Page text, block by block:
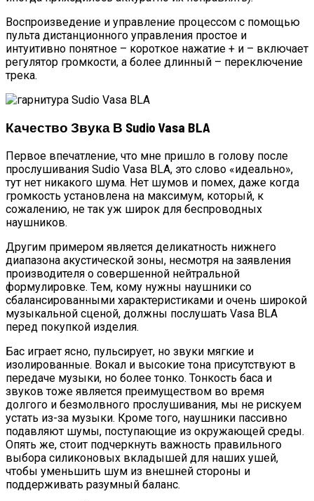
Воспроизведение и управление процессом с помощью
пульта дистанционного управления простое и
интуитивно понятное – короткое нажатие + и – включает
регулятор громкости, а более длинный – переключение
трека.
Качество Звука В Sudio Vasa BLA
Первое впечатление, что мне пришло в голову после
прослушивания Sudio Vasa BLA, это слово «идеально»,
тут нет никакого шума. Нет шумов и помех, даже когда
громкость установлена на максимум, который, к
сожалению, не так уж широк для беспроводных
наушников.
Другим примером является деликатность нижнего
диапазона акустической зоны, несмотря на заявления
производителя о совершенной нейтральной
формулировке. Тем, кому нужны наушники со
сбалансированными характеристиками и очень широкой
музыкальной сценой, должны послушать Vasa BLA
перед покупкой изделия.
Бас играет ясно, пульсирует, но звуки мягкие и
изолированные. Вокал и высокие тона присутствуют в
передаче музыки, но более тонко. Тонкость баса и
звуков тоже является преимуществом во время
долгого и безмолвного прослушивания, мы не рискуем
устать из-за музыки. Кроме того, наушники пассивно
подавляют шумы, поступающие из окружающей среды.
Опять же, стоит подчеркнуть важность правильного
выбора силиконовых вкладышей для наших ушей,
чтобы уменьшить шум из внешней стороны и
поддерживать разумный баланс.